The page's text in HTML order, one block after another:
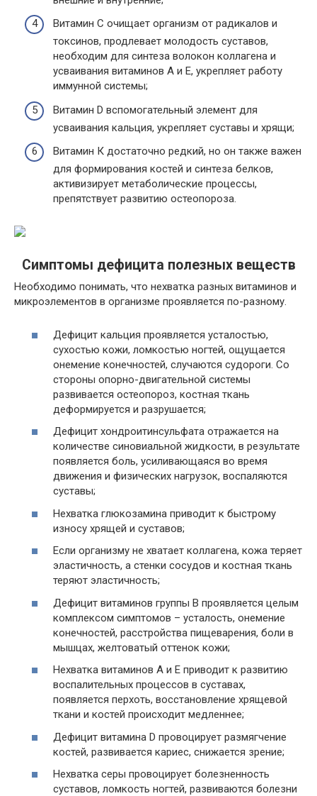
Витамин С очищает организм от радикалов и
токсинов, продлевает молодость суставов,
необходим для синтеза волокон коллагена и
усваивания витаминов А и Е, укрепляет работу
иммунной системы;
Витамин D вспомогательный элемент для
усваивания кальция, укрепляет суставы и хрящи;
Витамин К достаточно редкий, но он также важен
для формирования костей и синтеза белков,
активизирует метаболические процессы,
препятствует развитию остеопороза.
Симптомы дефицита полезных веществ
Необходимо понимать, что нехватка разных витаминов и
микроэлементов в организме проявляется по-разному.
Дефицит кальция проявляется усталостью,
сухостью кожи, ломкостью ногтей, ощущается
онемение конечностей, случаются судороги. Со
стороны опорно-двигательной системы
развивается остеопороз, костная ткань
деформируется и разрушается;
Дефицит хондроитинсульфата отражается на
количестве синовиальной жидкости, в результате
появляется боль, усиливающаяся во время
движения и физических нагрузок, воспаляются
суставы;
Нехватка глюкозамина приводит к быстрому
износу хрящей и суставов;
Если организму не хватает коллагена, кожа теряет
эластичность, а стенки сосудов и костная ткань
теряют эластичность;
Дефицит витаминов группы В проявляется целым
комплексом симптомов – усталость, онемение
конечностей, расстройства пищеварения, боли в
мышцах, желтоватый оттенок кожи;
Нехватка витаминов А и Е приводит к развитию
воспалительных процессов в суставах,
появляется перхоть, восстановление хрящевой
ткани и костей происходит медленнее;
Дефицит витамина D провоцирует размягчение
костей, развивается кариес, снижается зрение;
Нехватка серы провоцирует болезненность
суставов, ломкость ногтей, развиваются болезни